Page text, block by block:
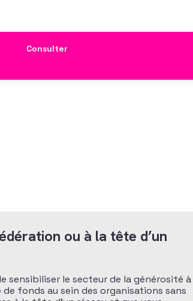
Consulter
ou à la tête d’un
sensibiliser le secteur de la générosité à
fonds au sein des organisations sans